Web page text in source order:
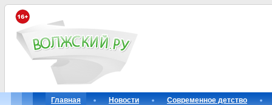
Главная Новости
Современное детство